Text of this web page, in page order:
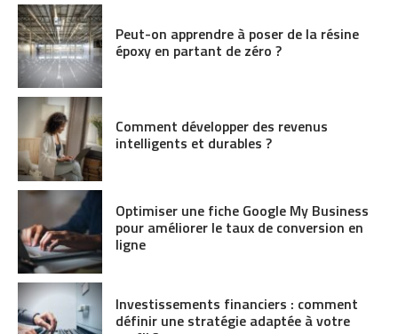
Peut-on apprendre à poser de la résine
époxy en partant de zéro ?
Comment développer des revenus
intelligents et durables ?
Optimiser une fiche Google My Business
pour améliorer le taux de conversion en
ligne
Investissements financiers : comment
définir une stratégie adaptée à votre